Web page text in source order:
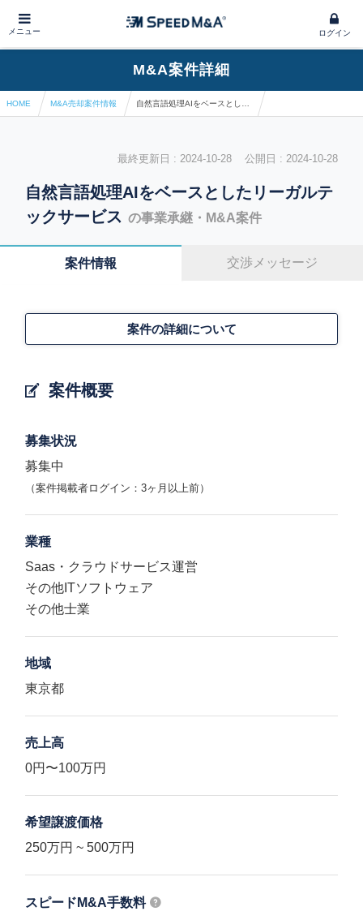
メニュー ログイン
M&A案件詳細
HOME M&A売却案件情報
最終更新日 : 2024-10-28 公開日 : 2024-10-28
自然言語処理AIをベースとしたリーガルテ
ックサービス の事業承継・M&A案件
案件情報 交渉メッセージ
案件概要
案件の詳細について
募集状況
募集中
（案件掲載者ログイン：3ヶ月以上前）
業種
Saas・クラウドサービス運営
その他ITソフトウェア
その他士業
地域
東京都
売上高
0円〜100万円
希望譲渡価格
250万円 ~ 500万円
スピードM&A手数料